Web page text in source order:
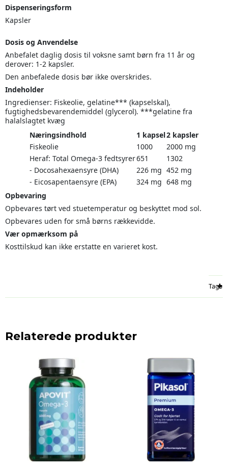
Dispenseringsform
Kapsler
Dosis og Anvendelse
Anbefalet daglig dosis til voksne samt børn fra 11 år og
derover: 1-2 kapsler.
Den anbefalede dosis bør ikke overskrides.
Indeholder
Ingredienser: Fiskeolie, gelatine*** (kapselskal),
fugtighedsbevarendemiddel (glycerol). ***gelatine fra
halalslagtet kvæg
Næringsindhold
1 kapsel2 kapsler
Fiskeolie
1000
2000 mg
Heraf: Total Omega-3 fedtsyrer651
1302
- Docosahexaensyre (DHA)
226 mg 452 mg
- Eicosapentaensyre (EPA)
324 mg 648 mg
Opbevaring
Opbevares tørt ved stuetemperatur og beskyttet mod sol.
Opbevares uden for små børns rækkevidde.
Vær opmærksom på
Kosttilskud kan ikke erstatte en varieret kost.
Tags
Relaterede produkter